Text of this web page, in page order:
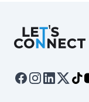
Let's Connect